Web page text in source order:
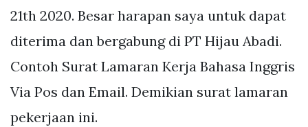
21th 2020. Besar harapan saya untuk dapat
diterima dan bergabung di PT Hijau Abadi.
Contoh Surat Lamaran Kerja Bahasa Inggris
Via Pos dan Email. Demikian surat lamaran
pekerjaan ini.